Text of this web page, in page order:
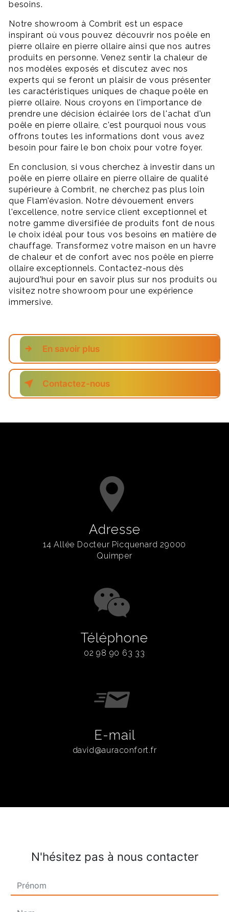
besoins.
Notre showroom à Combrit est un espace
inspirant où vous pouvez découvrir nos poêle en
pierre ollaire en pierre ollaire ainsi que nos autres
produits en personne. Venez sentir la chaleur de
nos modèles exposés et discutez avec nos
experts qui se feront un plaisir de vous présenter
les caractéristiques uniques de chaque poêle en
pierre ollaire. Nous croyons en l'importance de
prendre une décision éclairée lors de l'achat d'un
poêle en pierre ollaire, c'est pourquoi nous vous
offrons toutes les informations dont vous avez
besoin pour faire le bon choix pour votre foyer.
En conclusion, si vous cherchez à investir dans un
poêle en pierre ollaire en pierre ollaire de qualité
supérieure à Combrit, ne cherchez pas plus loin
que Flam'évasion. Notre dévouement envers
l'excellence, notre service client exceptionnel et
notre gamme diversifiée de produits font de nous
le choix idéal pour tous vos besoins en matière de
chauffage. Transformez votre maison en un havre
de chaleur et de confort avec nos poêle en pierre
ollaire exceptionnels. Contactez-nous dès
aujourd'hui pour en savoir plus sur nos produits ou
visitez notre showroom pour une expérience
immersive.
En savoir plus
Contactez-nous
Adresse
14 Allée Docteur Picquenard 29000
Quimper
Téléphone
02 98 90 63 33
E-mail
david@auraconfort.fr
N'hésitez pas à nous contacter